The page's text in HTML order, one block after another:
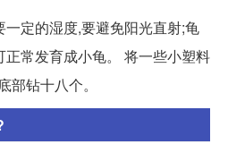
定的湿度,要避免阳光直射;龟
常发育成小龟。 将一些小塑料
部钻十八个。